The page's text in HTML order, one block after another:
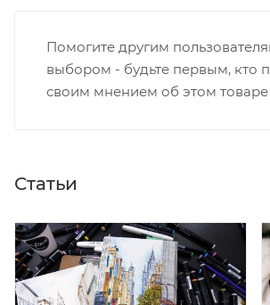
Помогите другим
выбором - будьте первым, кто
своим мнением об этом товаре
Статьи